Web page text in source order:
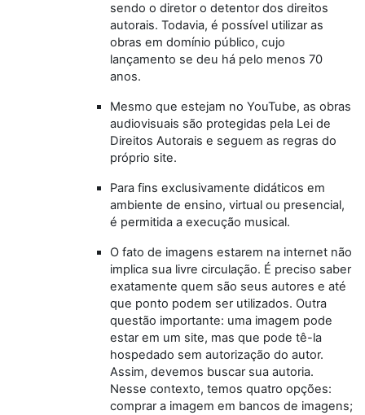
sendo o diretor o detentor dos direitos
autorais. Todavia, é possível utilizar as
obras em domínio público, cujo
lançamento se deu há pelo menos 70
anos.
Mesmo que estejam no YouTube, as obras
audiovisuais são protegidas pela Lei de
Direitos Autorais e seguem as regras do
próprio site.
Para fins exclusivamente didáticos em
ambiente de ensino, virtual ou presencial,
é permitida a execução musical.
O fato de imagens estarem na internet não
implica sua livre circulação. É preciso saber
exatamente quem são seus autores e até
que ponto podem ser utilizados. Outra
questão importante: uma imagem pode
estar em um site, mas que pode tê-la
hospedado sem autorização do autor.
Assim, devemos buscar sua autoria.
Nesse contexto, temos quatro opções:
comprar a imagem em bancos de imagens;